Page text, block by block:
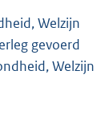
Welzijn
gevoerd
Welzijn